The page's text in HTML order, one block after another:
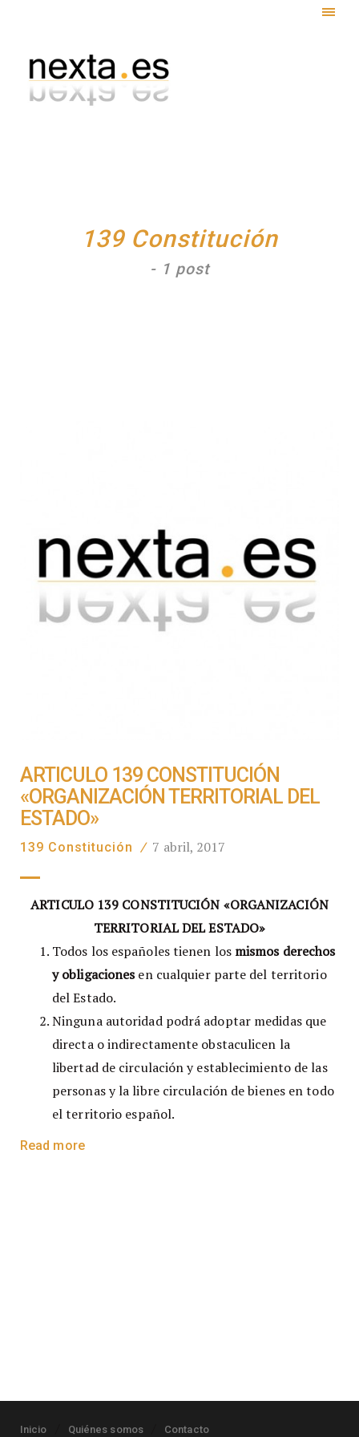
139 Constitución
- 1 post
ARTICULO 139 CONSTITUCIÓN
«ORGANIZACIÓN TERRITORIAL DEL
ESTADO»
139 Constitución / 7 abril, 2017
ARTICULO 139 CONSTITUCIÓN «ORGANIZACIÓN
TERRITORIAL DEL ESTADO»
Todos los españoles tienen los mismos derechos
y obligacionesen cualquier parte del territorio
del Estado.
Ninguna autoridad podrá adoptar medidas que
directa o indirectamente obstaculicen la
libertad de circulación y establecimiento de las
personas y la libre circulación de bienes en todo
el territorio español.
Read more
Inicio Quiénes somos Contacto